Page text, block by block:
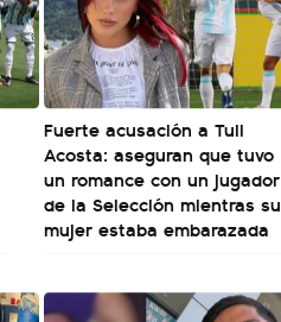
Fuerte acusación a Tuli
Acosta: aseguran que tuvo
un romance con un jugador
de la Selección mientras su
mujer estaba embarazada